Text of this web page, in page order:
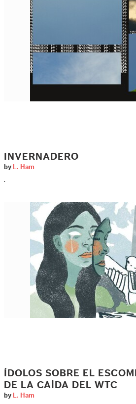
INVERNADERO
by L. Ham
.
ÍDOLOS SOBRE EL
DE LA CAÍDA DEL WTC
by L. Ham